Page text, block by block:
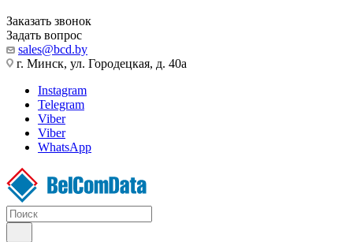
Заказать звонок
Задать вопрос
sales@bcd.by
г. Минск, ул. Городецкая, д. 40а
Instagram
Telegram
Viber
Viber
WhatsApp